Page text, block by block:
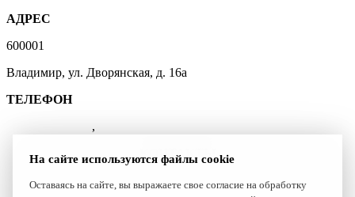
АДРЕС
600001
Владимир, ул. Дворянская, д. 16а
ТЕЛЕФОН
,
КОНТАКТЫ
На сайте используются файлы cookie
Оставаясь на сайте, вы выражаете свое согласие на обработку